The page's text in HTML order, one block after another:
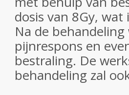
dosis van 8Gy,
Na de
pijnrespons en
bestraling. De
behandeling zal